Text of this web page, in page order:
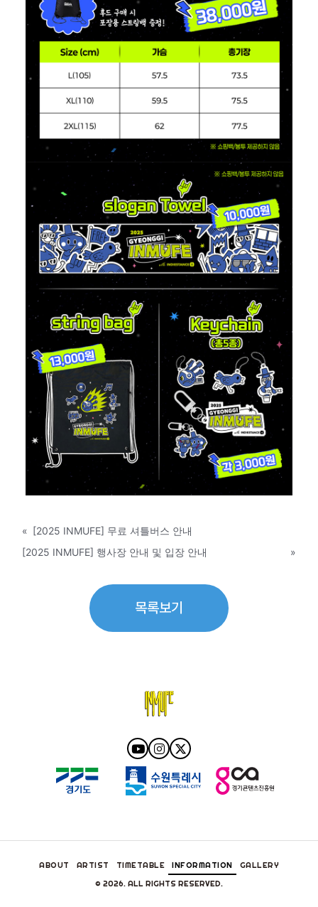
« [2025 INMUFE] 무료 셔틀버스 안내
[2025 INMUFE] 행사장 안내 및 입장 안내
»
목록보기
ABOUT ARTIST TIMETABLE INFORMATION
GALLERY
© 2026. ALL RIGHTS RESERVED.